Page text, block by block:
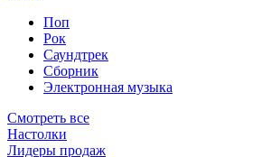
Поп
Рок
Саундтрек
Сборник
Электронная музыка
Смотреть все
Настолки
Лидеры продаж